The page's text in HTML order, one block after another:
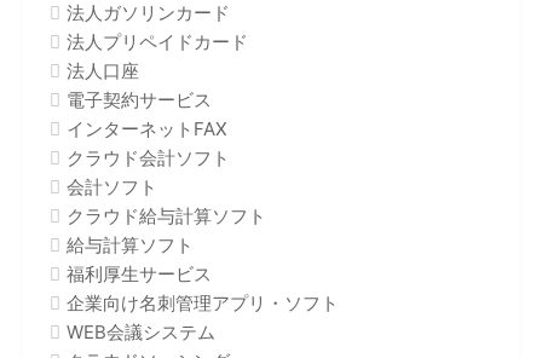
法人ガソリンカード
法人プリペイドカード
法人口座
電子契約サービス
インターネットFAX
クラウド会計ソフト
会計ソフト
クラウド給与計算ソフト
給与計算ソフト
福利厚生サービス
企業向け名刺管理アプリ・ソフト
WEB会議システム